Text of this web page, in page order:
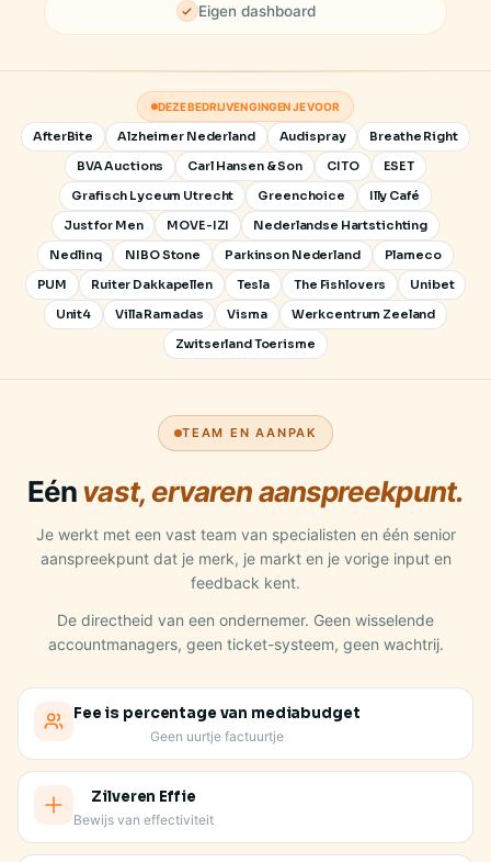
Eigen dashboard
DEZE BEDRIJVEN GINGEN JE VOOR
AfterBite Alzheimer Nederland Audispray
Breathe Right
BVA Auctions
Carl Hansen & Son CITO
ESET
Grafisch Lyceum Utrecht
Greenchoice
Illy Café
Just for Men
MOVE-IZI
Nederlandse Hartstichting
Nedlinq
NIBO Stone Parkinson Nederland
Plameco
PUM
Ruiter Dakkapellen Tesla The Fishlovers
Unibet
Unit4
Villa Ramadas Visma
Werkcentrum Zeeland
Zwitserland Toerisme
TEAM EN AANPAK
Eénvast, ervaren aanspreekpunt.
Je werkt met een vast team van specialisten en één senior
aanspreekpunt dat je merk, je markt en je vorige input en
feedback kent.
De directheid van een ondernemer. Geen wisselende
accountmanagers, geen ticket-systeem, geen wachtrij.
Fee is percentage van mediabudget
Geen uurtje factuurtje
Zilveren Effie
Bewijs van effectiviteit